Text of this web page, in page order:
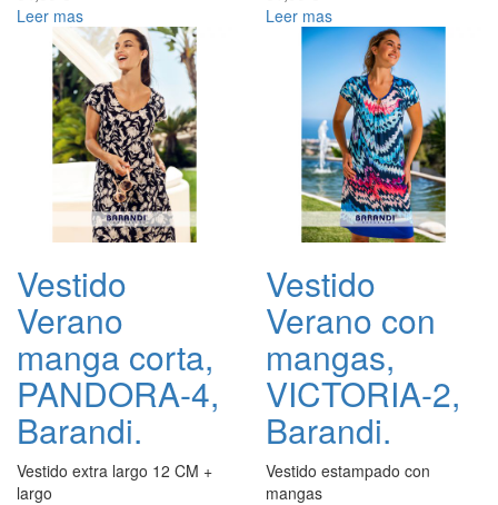
Leer mas
Leer mas
Vestido
Verano
manga corta,
PANDORA-4,
Barandi.
Vestido extra largo 12 CM +
largo
Vestido
Verano con
mangas,
VICTORIA-2,
Barandi.
Vestido estampado con
mangas